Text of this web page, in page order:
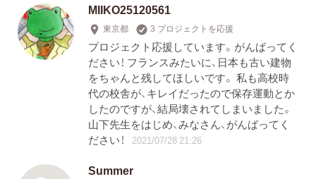
MIIKO25120561
東京都 3 プロジェクトを応援
プロジェクト応援しています。がんばってく
ださい！ フランスみたいに、日本も古い建物
をちゃんと残してほしいです。 私も高校時
代の校舎が、キレイだったので保存運動とか
したのですが、結局壊されてしまいました。
山下先生をはじめ、みなさん、がんばってく
ださい！
2021/07/28 21:26
Summer